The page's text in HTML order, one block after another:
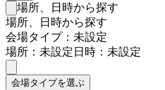
検索フォームを閉じる
場所、日時から探す
場所、日時から探す
会場タイプ：未設定
場所：未設定日時：未設定
会場タイプを選ぶ